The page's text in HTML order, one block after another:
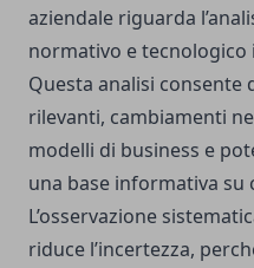
aziendale riguarda
normativo e tecnologico
Questa analisi consente
rilevanti, cambiamenti
modelli di business e
una base informativa su
L’osservazione
riduce l’incertezza,